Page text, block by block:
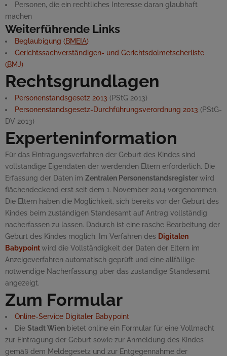
Personen, die ein rechtliches Interesse daran glaubhaft
machen
Weiterführende Links
Beglaubigung (BMEIA)
Gerichtssachverständigen- und Gerichtsdolmetscherliste
(BMJ)
Rechtsgrundlagen
Personenstandsgesetz 2013 (PStG 2013)
Personenstandsgesetz-Durchführungsverordnung 2013 (PStG-
DV 2013)
Experteninformation
Für das Eintragungsverfahren der Geburt des Kindes sind
vollständige Eigendaten der werdenden Eltern erforderlich. Die
Erfassung der Daten im Zentralen Personenstandsregister wird
flächendeckend erst seit dem 1. November 2014 vorgenommen.
Die Eltern haben die Möglichkeit, sich bereits vor der Geburt des
Kindes beim zuständigen Standesamt auf Antrag vollständig
nacherfassen zu lassen. Dadurch ist eine rasche Bearbeitung der
Geburt des Kindes möglich. Im Verfahren des Digitalen
Babypointwird die Vollständigkeit der Daten der Eltern im
Anzeigeverfahren automatisch geprüft und eine allfällige
notwendige Nacherfassung über das zuständige Standesamt
angezeigt.
Zum Formular
Online-Service Digitaler Babypoint
Die Stadt Wien bietet online ein Formular für eine Vollmacht
zur Eintragung der Geburt sowie zur Anmeldung des Kindes
gemäß dem Meldegesetz und zur Entgegennahme der